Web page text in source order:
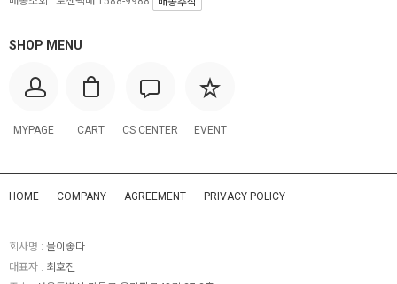
SHOP MENU
MYPAGE CART CS CENTER EVENT
HOME COMPANY AGREEMENT PRIVACY POLICY
회사명 : 물이좋다
대표자 : 최호진